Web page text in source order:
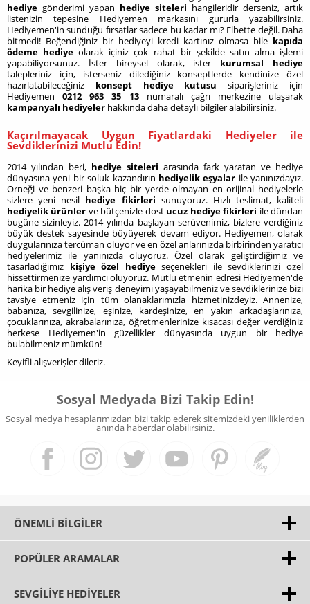
hediye gönderimi yapan hediye siteleri hangileridir derseniz, artık
listenizin tepesine Hediyemen markasını gururla yazabilirsiniz.
Hediyemen'in sunduğu fırsatlar sadece bu kadar mı? Elbette değil. Daha
bitmedi! Beğendiğiniz bir hediyeyi kredi kartınız olmasa bile kapıda
ödeme hediye olarak içiniz çok rahat bir şekilde satın alma işlemi
yapabiliyorsunuz. İster bireysel olarak, ister kurumsal hediye
talepleriniz için, isterseniz dilediğiniz konseptlerde kendinize özel
hazırlatabileceğiniz konsept hediye kutusu siparişleriniz için
Hediyemen0212 963 35 13numaralı çağrı merkezine ulaşarak
kampanyalı hediyeler hakkında daha detaylı bilgiler alabilirsiniz.
Kaçırılmayacak Uygun Fiyatlardaki Hediyeler ile
Sevdiklerinizi Mutlu Edin!
2014 yılından beri, hediye siteleri arasında fark yaratan ve hediye
dünyasına yeni bir soluk kazandırın hediyelik eşyalar ile yanınızdayız.
Örneği ve benzeri başka hiç bir yerde olmayan en orijinal hediyelerle
sizlere yeni nesil hediye fikirleri sunuyoruz. Hızlı teslimat, kaliteli
hediyelik ürünler ve bütçenizle dost ucuz hediye fikirleri ile dündan
bugüne sizinleyiz. 2014 yılında başlayan serüvenimiz, bizlere verdiğiniz
büyük destek sayesinde büyüyerek devam ediyor. Hediyemen, olarak
duygularınıza tercüman oluyor ve en özel anlarınızda birbirinden yaratıcı
hediyelerimiz ile yanınızda oluyoruz. Özel olarak geliştirdiğimiz ve
tasarladığımız kişiye özel hediyeseçenekleri ile sevdiklerinizi özel
hissettirmenize yardımcı oluyoruz. Mutlu etmenin edresi Hediyemen'de
harika bir hediye alış veriş deneyimi yaşayabilmeniz ve sevdiklerinize bizi
tavsiye etmeniz için tüm olanaklarımızla hizmetinizdeyiz. Annenize,
babanıza, sevgilinize, eşinize, kardeşinize, en yakın arkadaşlarınıza,
çocuklarınıza, akrabalarınıza, öğretmenlerinize kısacası değer verdiğiniz
herkese Hediyemen'in güzellikler dünyasında uygun bir hediye
bulabilmeniz mümkün!
Keyifli alışverişler dileriz.
Sosyal Medyada Bizi Takip Edin!
Sosyal medya hesaplarımızdan bizi takip ederek sitemizdeki yeniliklerden
anında haberdar olabilirsiniz.
ÖNEMLI BILGILER
POPÜLER ARAMALAR
SEVGILIYE HEDIYELER